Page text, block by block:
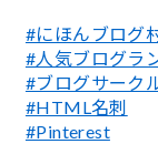
#にほんブログ
#人気ブログラ
#ブログサーク
#HTML名刺
#Pinterest